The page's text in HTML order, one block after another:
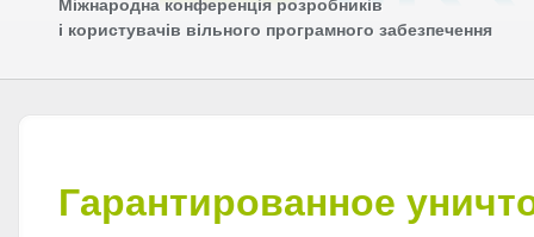
Міжнародна конференція розробників
і користувачів вільного програмного забезпечення
Гарантированное